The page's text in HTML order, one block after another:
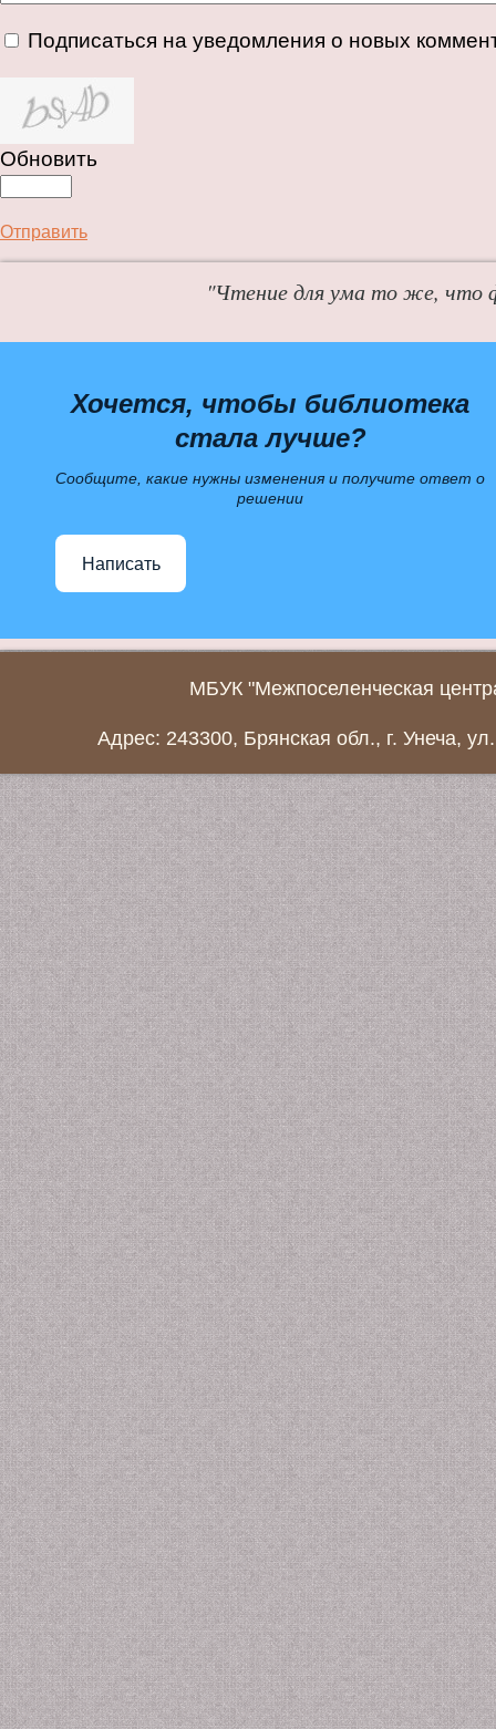
Подписаться на уведомления о новых
Обновить
Отправить
"Чтение для ума то же, что
Хочется, чтобы библиотека
стала лучше?
Сообщите, какие нужны изменения и получите ответ о
решении
Написать
МБУК "Межпоселенческая
Адрес: 243300, Брянская обл., г. Унеча,